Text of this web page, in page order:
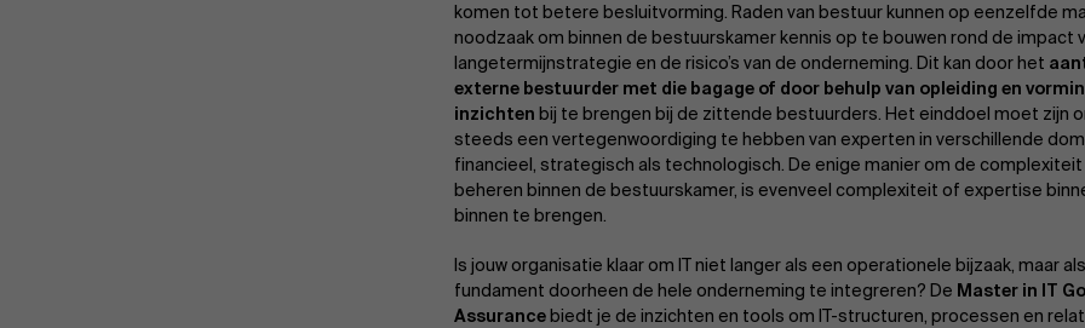
komen tot betere besluitvorming. Raden van bestuur kunnen op eenzelfde
noodzaak om binnen de bestuurskamer kennis op te bouwen rond de impact
langetermijnstrategie en de risico’s van de onderneming. Dit kan door het
externe bestuurder met die bagage of door behulp van opleiding en
inzichten bij te brengen bij de zittende bestuurders. Het einddoel moet zijn
steeds een vertegenwoordiging te hebben van experten in verschillende
financieel, strategisch als technologisch. De enige manier om de
beheren binnen de bestuurskamer, is evenveel complexiteit of expertise
binnen te brengen.
Is jouw organisatie klaar om IT niet langer als een operationele bijzaak, maar
fundament doorheen de hele onderneming te integreren? De Master in IT
Assurancebiedt je de inzichten en tools om IT-structuren, processen en